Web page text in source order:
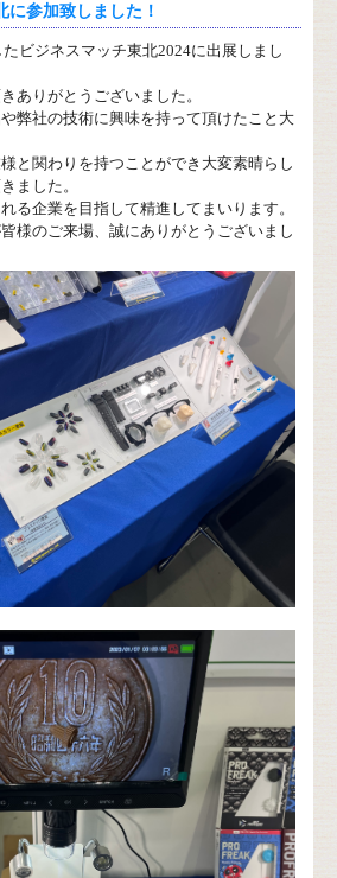
に参加致しました！
ビジネスマッチ東北2024に出展しまし
ありがとうございました。
弊社の技術に興味を持って頂けたこと大
と関わりを持つことができ大変素晴らし
ました。
る企業を目指して精進してまいります。
様のご来場、誠にありがとうございまし